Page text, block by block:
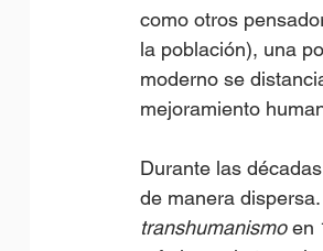
como otros
la población), una
moderno se
mejoramiento
Durante las
de manera
transhumanismo en